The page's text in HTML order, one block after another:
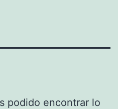
podido encontrar lo